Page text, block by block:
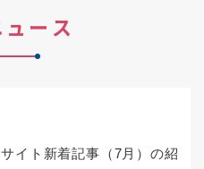
ース
イト新着記事（7月）の紹